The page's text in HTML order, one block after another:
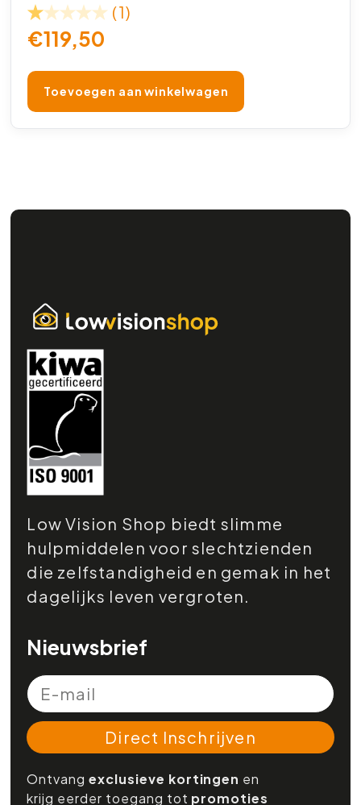
(1)
€119,50
Toevoegen aan winkelwagen
Low Vision Shop biedt slimme
hulpmiddelen voor slechtzienden
die zelfstandigheid en gemak in het
dagelijks leven vergroten.
Nieuwsbrief
Direct Inschrijven
Ontvangexclusieve kortingen en
krijg eerder toegang tot promoties